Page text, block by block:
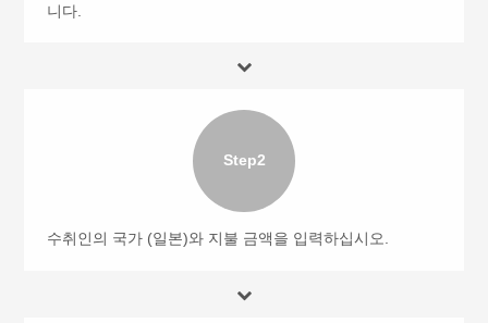
니다.
Step2
수취인의 국가 (일본)와 지불 금액을 입력하십시오.